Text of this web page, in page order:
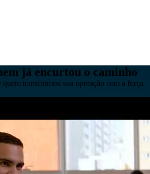
já encurtou o caminho
transformou sua operação com a força